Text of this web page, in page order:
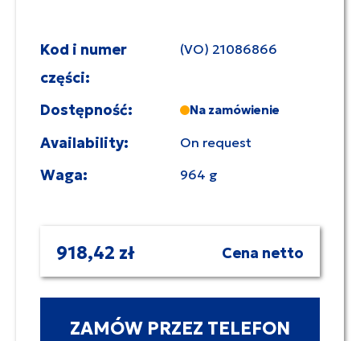
Kod i numer
części:
(VO) 21086866
Dostępność: Na zamówienie
Availability: On request
Waga: 964 g
918,42 zł Cena netto
ZAMÓW PRZEZ TELEFON